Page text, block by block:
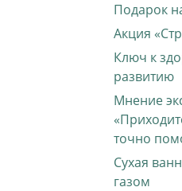
Подарок
Акция
Ключ к
развитию
Мнение
точно
Сухая
газом